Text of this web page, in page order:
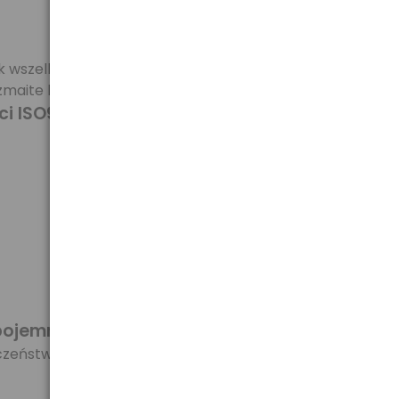
rodzaju.
baterie itp.
Gwarantuje to jakość i
i wielkości
oraz zapewniając akumulatorom pełną